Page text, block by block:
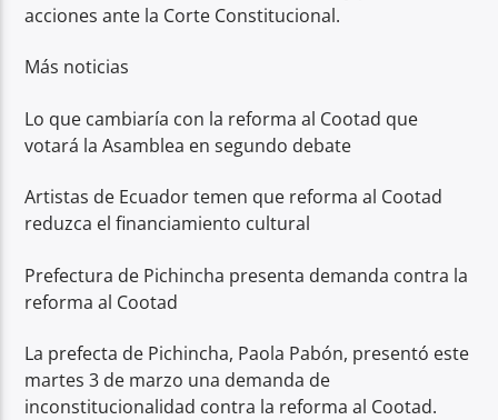
acciones ante la Corte Constitucional.
Más noticias
Lo que cambiaría con la reforma al Cootad que
votará la Asamblea en segundo debate
Artistas de Ecuador temen que reforma al Cootad
reduzca el financiamiento cultural
Prefectura de Pichincha presenta demanda contra la
reforma al Cootad
La prefecta de Pichincha, Paola Pabón, presentó este
martes 3 de marzo una demanda de
inconstitucionalidad contra la reforma al Cootad.